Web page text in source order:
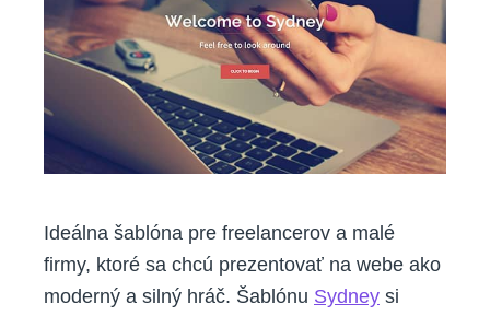
Ideálna šablóna pre freelancerov a malé
firmy, ktoré sa chcú prezentovať na webe ako
moderný a silný hráč. Šablónu Sydney si